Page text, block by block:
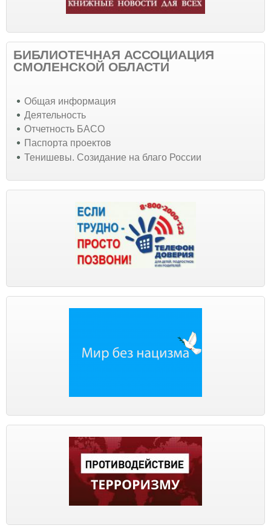
БИБЛИОТЕЧНАЯ АССОЦИАЦИЯ
СМОЛЕНСКОЙ ОБЛАСТИ
Общая информация
Деятельность
Отчетность БАСО
Паспорта проектов
Тенишевы. Созидание на благо России